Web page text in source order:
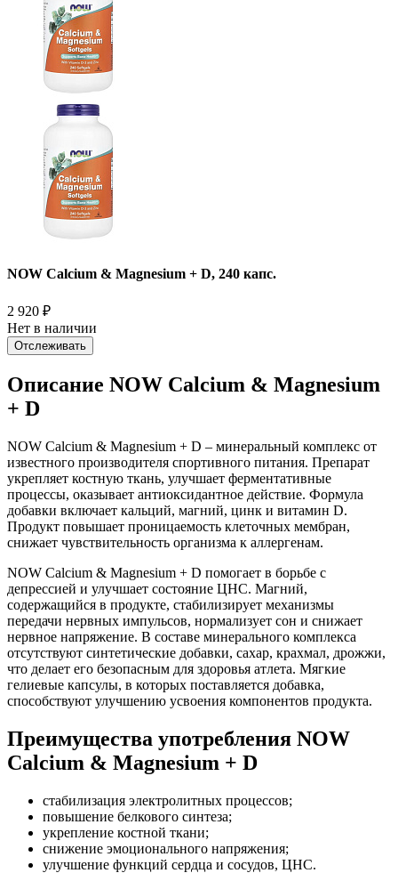
NOW Calcium & Magnesium + D, 240 капс.
2 920 ₽
Нет в наличии
Отслеживать
Описание NOW Calcium & Magnesium
+ D
NOW Calcium & Magnesium + D – минеральный комплекс от
известного производителя спортивного питания. Препарат
укрепляет костную ткань, улучшает ферментативные
процессы, оказывает антиоксидантное действие. Формула
добавки включает кальций, магний, цинк и витамин D.
Продукт повышает проницаемость клеточных мембран,
снижает чувствительность организма к аллергенам.
NOW Calcium & Magnesium + D помогает в борьбе с
депрессией и улучшает состояние ЦНС. Магний,
содержащийся в продукте, стабилизирует механизмы
передачи нервных импульсов, нормализует сон и снижает
нервное напряжение. В составе минерального комплекса
отсутствуют синтетические добавки, сахар, крахмал, дрожжи,
что делает его безопасным для здоровья атлета. Мягкие
гелиевые капсулы, в которых поставляется добавка,
способствуют улучшению усвоения компонентов продукта.
Преимущества употребления NOW
Calcium & Magnesium + D
стабилизация электролитных процессов;
повышение белкового синтеза;
укрепление костной ткани;
снижение эмоционального напряжения;
улучшение функций сердца и сосудов, ЦНС.